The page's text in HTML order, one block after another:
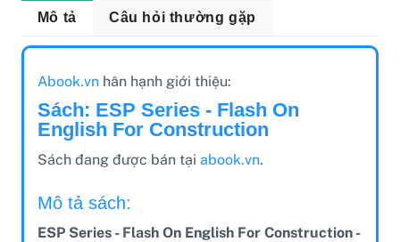
Mô tả Câu hỏi thường gặp
Abook.vnhân hạnh giới thiệu:
Sách: ESP Series - Flash On
English For Construction
Sách đang được bán tại abook.vn.
Mô tả sách:
ESP Series - Flash On English For Construction -